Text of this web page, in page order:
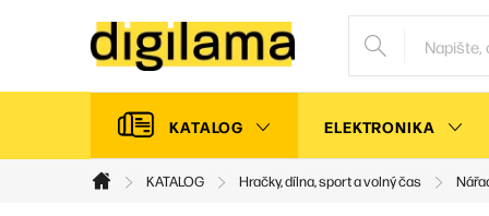
KATALOG ELEKTRONIKA
Domů
KATALOG Hračky, dílna, sport a volný čas